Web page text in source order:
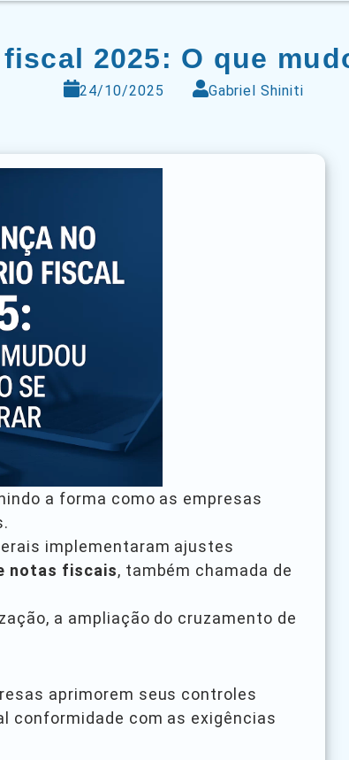
2025: O que
24/10/2025 Gabriel Shiniti
a forma como as empresas
implementaram ajustes
notas fiscais, também chamada de
a ampliação do cruzamento de
aprimorem seus controles
conformidade com as exigências